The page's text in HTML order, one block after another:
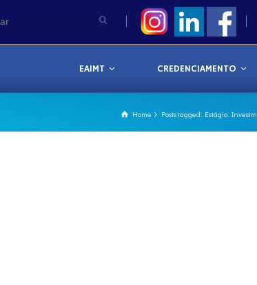
EAIMT CREDENCIAMENTO
Home Posts tagged: Estágio: